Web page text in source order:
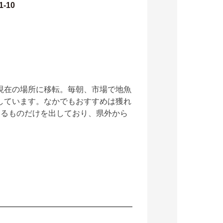
10
の場所に移転。毎朝、市場で地魚
います。なかでもおすすめは獲れ
ものだけを出しており、県外から